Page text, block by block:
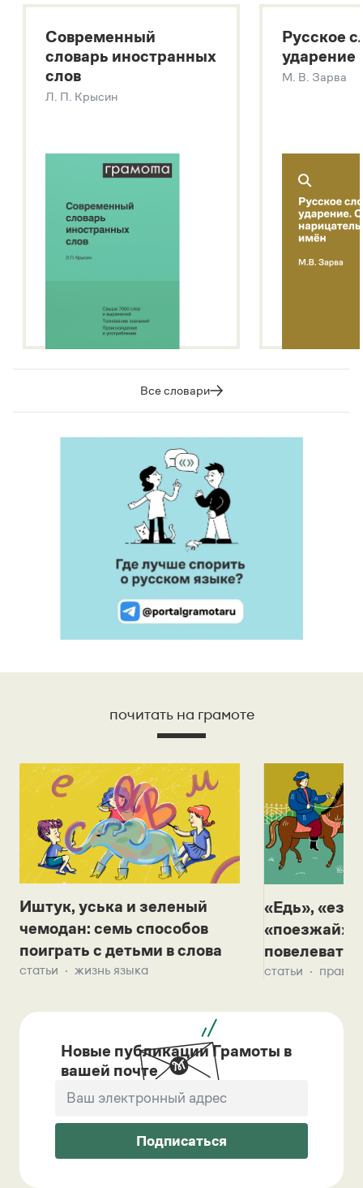
Большой толковый словарь русских глаголов
Современный словарь иностранных слов
Звук – технология синтеза платформы
SaluteSpeech
Современный
словарь иностранных
слов
Л. П. Крысин
Русское
ударение
М. В. Зарва
Все словари
почитать на грамоте
Иштук, уська и зеленый
чемодан: семь способов
поиграть с детьми в слова
статьи жизнь языка
«Едь»,
«поезжай»?
повелевать
статьи
Новые публикации Грамоты в
вашей почте
Подписаться